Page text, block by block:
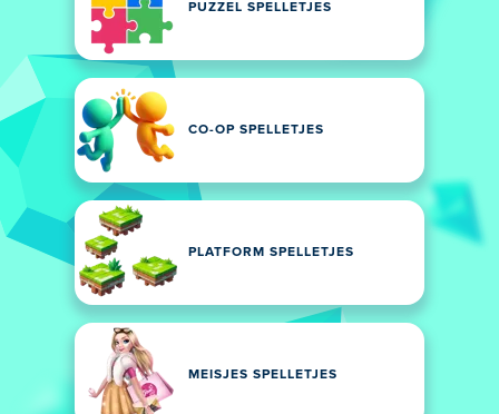
PUZZEL SPELLETJES
CO-OP SPELLETJES
PLATFORM SPELLETJES
MEISJES SPELLETJES